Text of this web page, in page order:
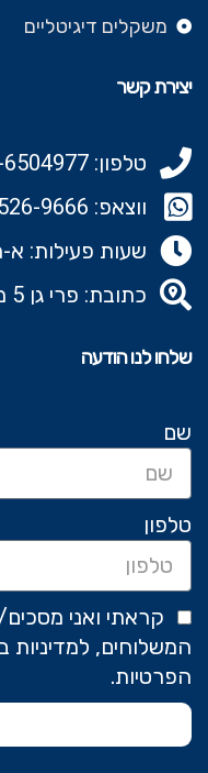
משקלים דיגיטליים
יצירת קשר
טלפון: 02-6504977
ווצאפ: 050-526-9666‬
שעות פעילות: א-ה 09:00-
כתובת: פרי גן 5 מישור אדומים
שלחו לנו הודעה
שם
טלפון
קראתי ואני
המשלוחים, למדיניות
הפרטיות.